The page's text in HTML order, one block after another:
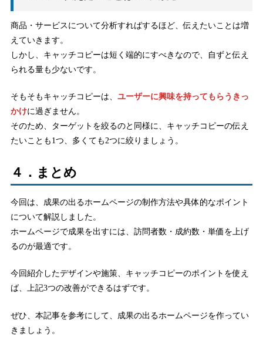
商品・サービスについて分析すればするほど、伝えたいことは増
えていきます。
しかし、キャッチコピーは短く端的にすべきなので、自ずと伝え
られる量も少ないです。
そもそもキャッチコピーは、 ユーザーに興味を持ってもらうきっ
かけに過ぎません。
そのため、ターゲットを絞るのと同様に、キャッチコピーの伝え
たいことも1つ、多くても2つに絞りましょう。
４．まとめ
今回は、成果の出るホームページの制作方法や具体的なポイント
について解説しました。
ホームページで成果を出すには、訪問者数・成約数・単価を上げ
るのが最適です。
今回紹介したデザインや施策、キャッチコピーのポイントを使え
ば、上記3つの改善ができるはずです。
ぜひ、本記事を参考にして、成果の出るホームページを作ってい
きましょう。